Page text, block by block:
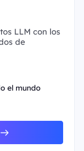
LLM con los
de
el mundo